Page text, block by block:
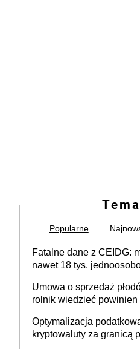
Popularne
Fatalne dane z CEIDG:
nawet 18 tys.
Umowa o sprzedaż
rolnik wiedzieć powinien
Optymalizacja
kryptowaluty za granicą